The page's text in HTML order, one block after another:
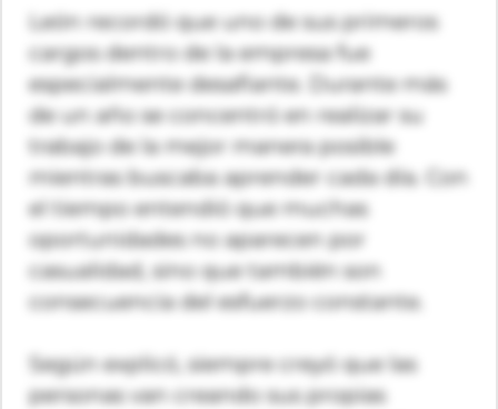
León recordó que uno de sus primeros
cargos dentro de la empresa fue
especialmente desafiante. Durante más
de un año se concentró en realizar su
trabajo de la mejor manera posible
mientras buscaba aprender cada día. Con
el tiempo entendió que muchas
oportunidades no aparecen por
casualidad, sino que también son
consecuencia del esfuerzo constante.
Según explicó, siempre creyó que las
personas van creando sus propias